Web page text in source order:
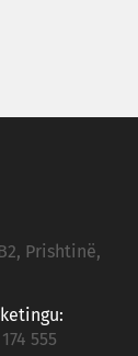
Prishtinë,
555